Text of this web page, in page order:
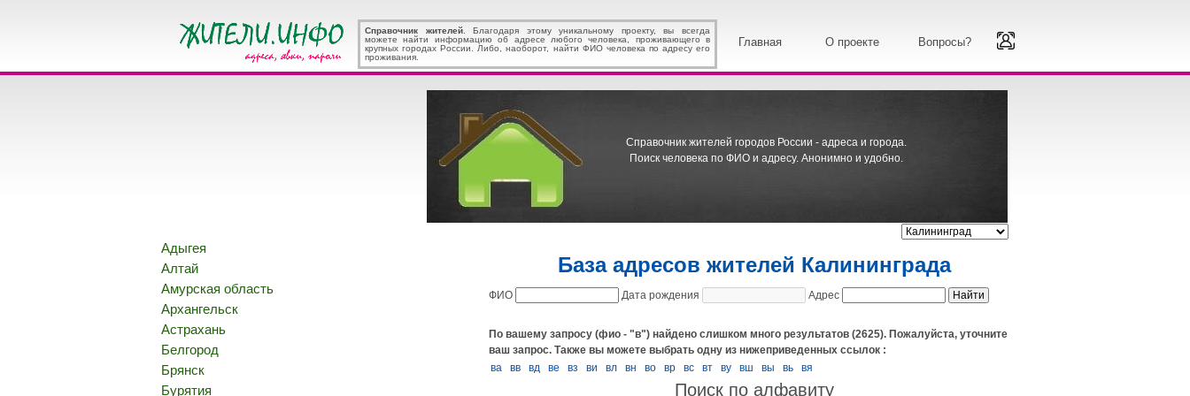
Справочник жителей. Благодаря этому уникальному проекту, вы всегда
можете найти информацию об адресе любого человека, проживающего в
крупных городах России. Либо, наоборот, найти ФИО человека по адресу его
проживания.
Главная О проекте Вопросы?
Справочник жителей городов России - адреса и города.
Поиск человека по ФИО и адресу. Анонимно и удобно.
Адыгея
Алтай
Амурская область
Архангельск
Астрахань
Белгород
Брянск
Бурятия
База адресов жителей Калининграда
ФИО Дата рождения Адрес
По вашему запросу (фио - "в") найдено слишком много результатов (2625). Пожалуйста, уточните
ваш запрос. Также вы можете выбрать одну из нижеприведенных ссылок :
ва
вв вд ве вз ви вл вн во вр вс вт ву вш вы вь вя
Поиск по алфавиту